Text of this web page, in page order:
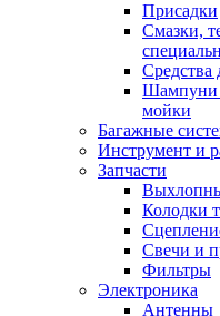
Присадки
Смазки,
Средства
Шампуни
мойки
Багажные
Инструмент и
Запчасти
Колодки
Свечи и
Фильтры
Электроника
Антенны